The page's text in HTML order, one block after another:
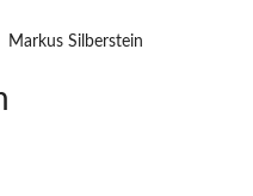
Markus Silberstein